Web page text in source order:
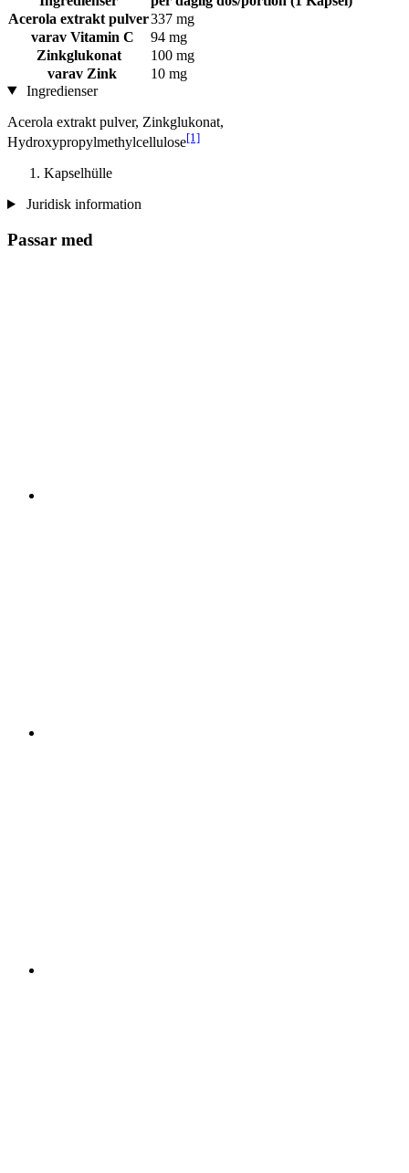
Acerola extrakt pulver337 mg
varav Vitamin C
94 mg
Zinkglukonat
100 mg
varav Zink
10 mg
Ingredienser
Acerola extrakt pulver, Zinkglukonat,
Hydroxypropylmethylcellulose[1]
Kapselhülle
Juridisk information
Passar med